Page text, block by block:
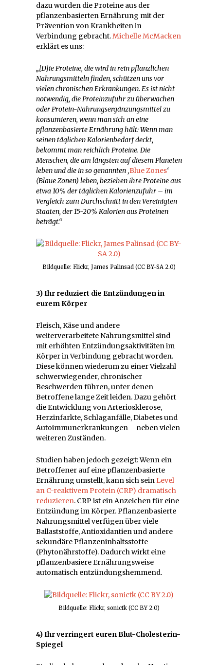
dazu wurden die Proteine aus der
pflanzenbasierten Ernährung mit der
Prävention von Krankheiten in
Verbindung gebracht.Michelle McMacken
erklärt es uns:
„[D]ie Proteine, die wird in rein pflanzlichen
Nahrungsmitteln finden, schützen uns vor
vielen chronischen Erkrankungen. Es ist nicht
notwendig, die Proteinzufuhr zu überwachen
oder Protein-Nahrungsergänzungsmittel zu
konsumieren, wenn man sich an eine
pflanzenbasierte Ernährung hält: Wenn man
seinen täglichen Kalorienbedarf deckt,
bekommt man reichlich Proteine. Die
Menschen, die am längsten auf diesem Planeten
leben und die in so genannten ‚Blue Zones‘
(Blaue Zonen) leben, beziehen ihre Proteine aus
etwa 10% der täglichen Kalorienzufuhr – im
Vergleich zum Durchschnitt in den Vereinigten
Staaten, der 15-20% Kalorien aus Proteinen
beträgt.“
Bildquelle: Flickr, James Palinsad (CC BY-SA 2.0)
3) Ihr reduziert die Entzündungen in
eurem Körper
Fleisch, Käse und andere
weiterverarbeitete Nahrungsmittel sind
mit erhöhten Entzündungsaktivitäten im
Körper in Verbindung gebracht worden.
Diese können wiederum zu einer Vielzahl
schwerwiegender, chronischer
Beschwerden führen, unter denen
Betroffene lange Zeit leiden. Dazu gehört
die Entwicklung von Arteriosklerose,
Herzinfarkte, Schlaganfälle, Diabetes und
Autoimmunerkrankungen – neben vielen
weiteren Zuständen.
Studien haben jedoch gezeigt: Wenn ein
Betroffener auf eine pflanzenbasierte
Ernährung umstellt, kann sich sein Level
an C-reaktivem Protein (CRP) dramatisch
reduzieren. CRP ist ein Anzeichen für eine
Entzündung im Körper. Pflanzenbasierte
Nahrungsmittel verfügen über viele
Ballaststoffe, Antioxidantien und andere
sekundäre Pflanzeninhaltsstoffe
(Phytonährstoffe). Dadurch wirkt eine
pflanzenbasiere Ernährungsweise
automatisch entzündungshemmend.
Bildquelle: Flickr, sonictk (CC BY 2.0)
4) Ihr verringert euren Blut-Cholesterin-
Spiegel